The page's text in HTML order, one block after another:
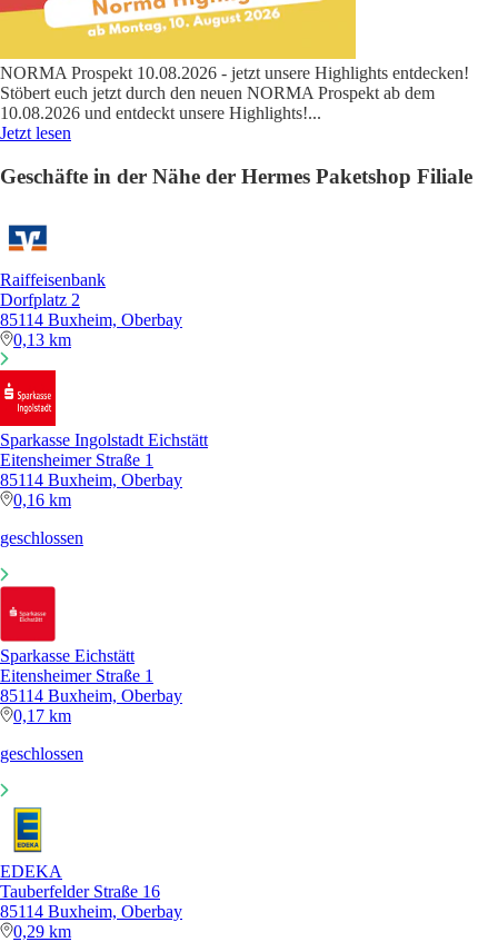
NORMA Prospekt 10.08.2026 - jetzt unsere Highlights entdecken!
Stöbert euch jetzt durch den neuen NORMA Prospekt ab dem
10.08.2026 und entdeckt unsere Highlights!...
Jetzt lesen
Geschäfte in der Nähe der Hermes Paketshop Filiale
Raiffeisenbank
Dorfplatz 2
85114 Buxheim, Oberbay
0,13 km
Sparkasse Ingolstadt Eichstätt
Eitensheimer Straße 1
85114 Buxheim, Oberbay
0,16 km
geschlossen
Sparkasse Eichstätt
Eitensheimer Straße 1
85114 Buxheim, Oberbay
0,17 km
geschlossen
EDEKA
Tauberfelder Straße 16
85114 Buxheim, Oberbay
0,29 km